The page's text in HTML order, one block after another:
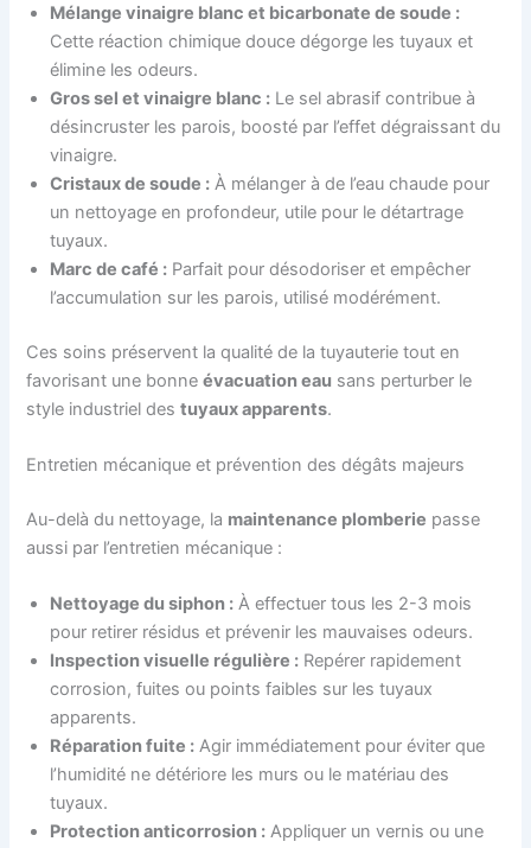
Mélange vinaigre blanc et bicarbonate de soude :
Cette réaction chimique douce dégorge les tuyaux et
élimine les odeurs.
Gros sel et vinaigre blanc : Le sel abrasif contribue à
désincruster les parois, boosté par l’effet dégraissant du
vinaigre.
Cristaux de soude : À mélanger à de l’eau chaude pour
un nettoyage en profondeur, utile pour le détartrage
tuyaux.
Marc de café : Parfait pour désodoriser et empêcher
l’accumulation sur les parois, utilisé modérément.
Ces soins préservent la qualité de la tuyauterie tout en
favorisant une bonneévacuation eau sans perturber le
style industriel destuyaux apparents.
Entretien mécanique et prévention des dégâts majeurs
Au-delà du nettoyage, la maintenance plomberie passe
aussi par l’entretien mécanique :
Nettoyage du siphon : À effectuer tous les 2-3 mois
pour retirer résidus et prévenir les mauvaises odeurs.
Inspection visuelle régulière : Repérer rapidement
corrosion, fuites ou points faibles sur les tuyaux
apparents.
Réparation fuite : Agir immédiatement pour éviter que
l’humidité ne détériore les murs ou le matériau des
tuyaux.
Protection anticorrosion : Appliquer un vernis ou une